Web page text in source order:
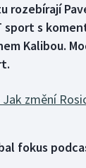
rozebírají
sport s
Kalibou.
změní
fokus